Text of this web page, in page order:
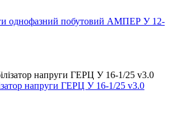
однофазний побутовий АМПЕР У 12-
напруги ГЕРЦ У 16-1/25 v3.0